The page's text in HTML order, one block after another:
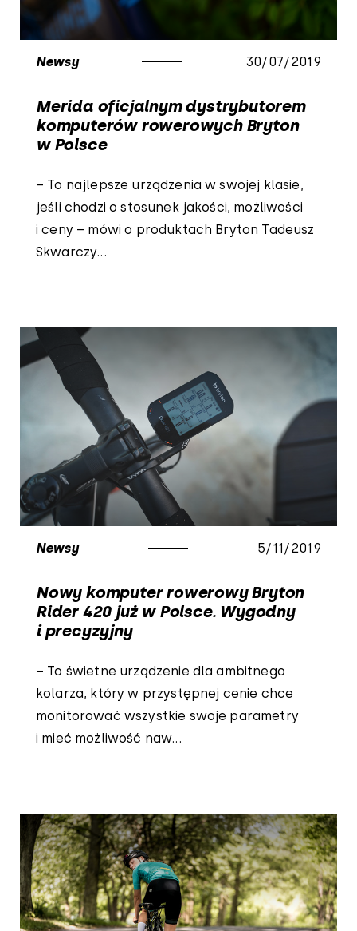
Newsy 30/07/2019
Merida oficjalnym dystrybutorem
komputerów rowerowych Bryton
w Polsce
– To najlepsze urządzenia w swojej klasie,
jeśli chodzi o stosunek jakości, możliwości
i ceny – mówi o produktach Bryton Tadeusz
Skwarczy...
Newsy 5/11/2019
Nowy komputer rowerowy Bryton
Rider 420 już w Polsce. Wygodny
i precyzyjny
– To świetne urządzenie dla ambitnego
kolarza, który w przystępnej cenie chce
monitorować wszystkie swoje parametry
i mieć możliwość naw...